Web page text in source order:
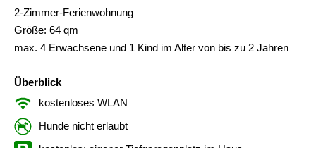
2-Zimmer-Ferienwohnung
Größe: 64 qm
max. 4 Erwachsene und 1 Kind im Alter von bis zu 2 Jahren
Überblick
kostenloses WLAN
Hunde nicht erlaubt